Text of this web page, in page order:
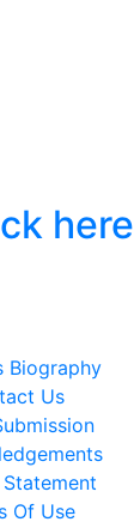
here
Biography
Us
Of Use